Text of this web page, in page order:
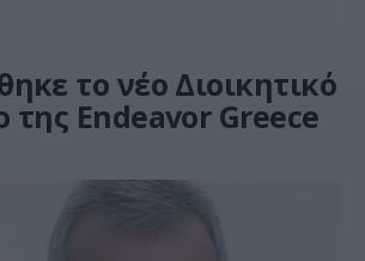
το νέο Διοικητικό
της Endeavor Greece